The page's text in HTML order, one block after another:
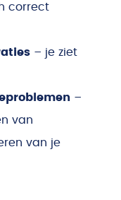
correct
– je ziet
–
van
van je